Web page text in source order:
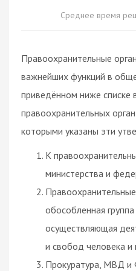
Среднее время
Правоохранительные
важнейших функций в
приведённом ниже списке
правоохранительных
которыми указаны эти
К
министерства и
обособленная
осуществляющая
и свобод человека и
Прокуратура, МВД и